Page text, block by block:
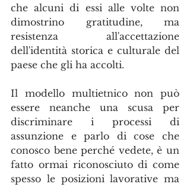
che alcuni di essi alle volte non
dimostrino gratitudine, ma
resistenza all'accettazione
dell'identità storica e culturale del
paese che gli ha accolti.
Il modello multietnico non può
essere neanche una scusa per
discriminare i processi di
assunzione e parlo di cose che
conosco bene perché vedete, è un
fatto ormai riconosciuto di come
spesso le posizioni lavorative ma